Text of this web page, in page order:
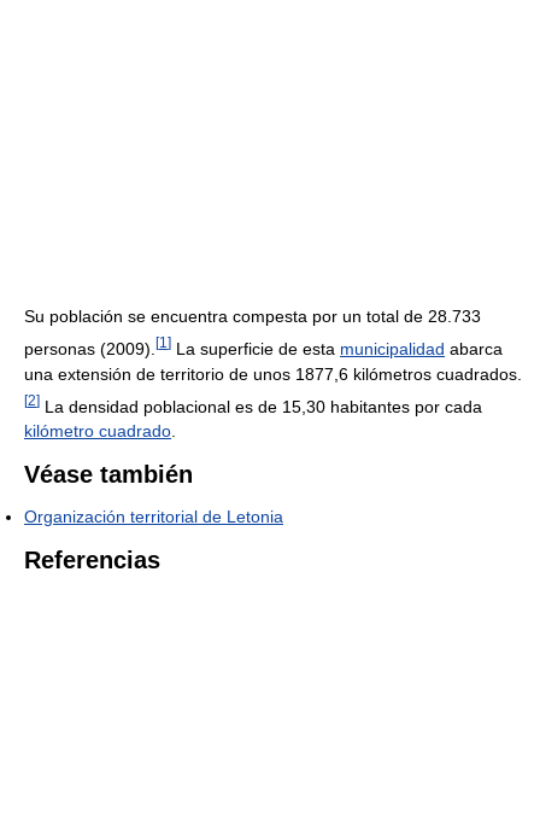
Su población se encuentra compesta por un total de 28.733
personas (2009). [1 ] La superficie de esta municipalidad abarca
una extensión de territorio de unos 1877,6 kilómetros cuadrados.
[2] La densidad poblacional es de 15,30 habitantes por cada
kilómetro cuadrado.
Véase también
Organización territorial de Letonia
Referencias